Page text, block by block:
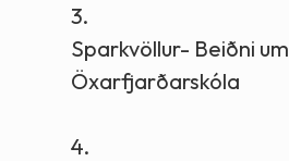
3.
Sparkvöllur- Beiðni
Öxarfjarðarskóla
4.